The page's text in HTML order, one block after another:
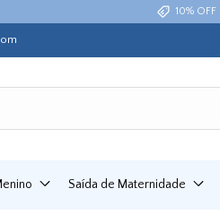
Até 6x
Saída de Maternidade